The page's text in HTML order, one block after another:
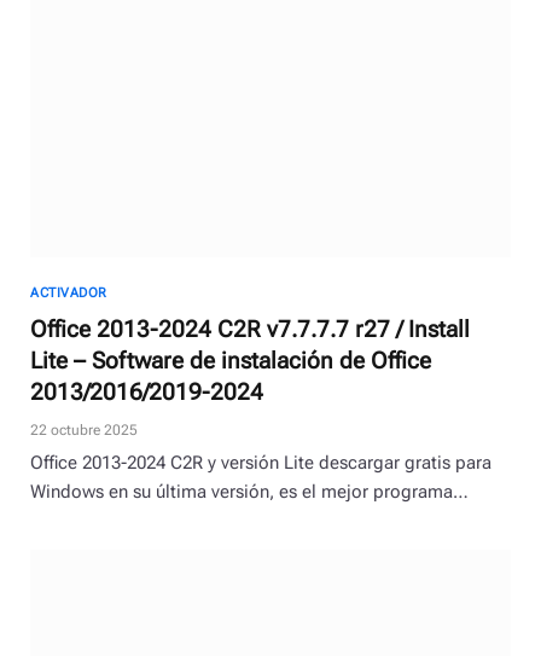
ACTIVADOR
Office 2013-2024 C2R v7.7.7.7 r27 / Install
Lite – Software de instalación de Office
2013/2016/2019-2024
22 octubre 2025
Office 2013-2024 C2R y versión Lite descargar gratis para
Windows en su última versión, es el mejor programa…